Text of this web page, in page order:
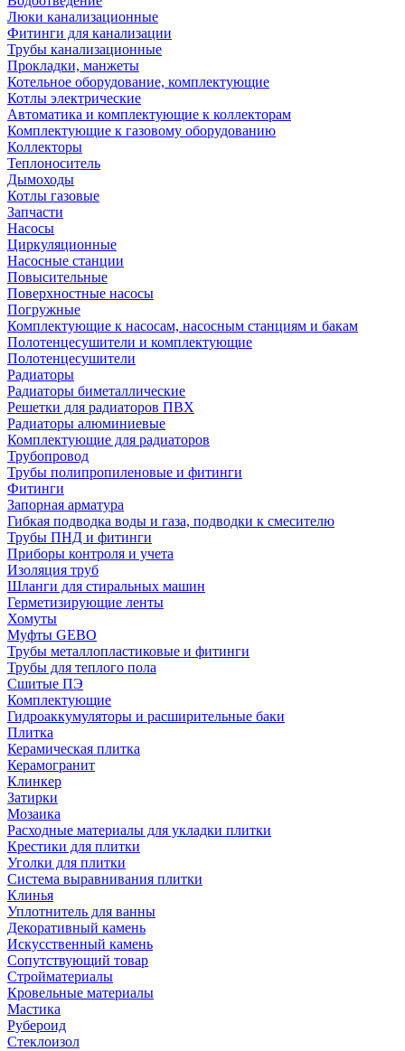
Люки канализационные
Фитинги для канализации
Трубы канализационные
Прокладки, манжеты
Котельное оборудование, комплектующие
Котлы электрические
Автоматика и комплектующие к коллекторам
Комплектующие к газовому оборудованию
Коллекторы
Теплоноситель
Дымоходы
Котлы газовые
Запчасти
Насосы
Циркуляционные
Насосные станции
Повысительные
Поверхностные насосы
Погружные
Комплектующие к насосам, насосным станциям и бакам
Полотенцесушители и комплектующие
Полотенцесушители
Радиаторы
Радиаторы биметаллические
Решетки для радиаторов ПВХ
Радиаторы алюминиевые
Комплектующие для радиаторов
Трубопровод
Трубы полипропиленовые и фитинги
Фитинги
Запорная арматура
Гибкая подводка воды и газа, подводки к смесителю
Трубы ПНД и фитинги
Приборы контроля и учета
Изоляция труб
Шланги для стиральных машин
Герметизирующие ленты
Хомуты
Муфты GEBO
Трубы металлопластиковые и фитинги
Трубы для теплого пола
Сшитые ПЭ
Комплектующие
Гидроаккумуляторы и расширительные баки
Плитка
Керамическая плитка
Керамогранит
Клинкер
Затирки
Мозаика
Расходные материалы для укладки плитки
Крестики для плитки
Уголки для плитки
Система выравнивания плитки
Клинья
Уплотнитель для ванны
Декоративный камень
Искусственный камень
Сопутствующий товар
Стройматериалы
Кровельные материалы
Мастика
Рубероид
Стеклоизол